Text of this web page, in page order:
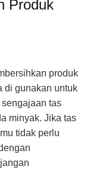
Produk
produk
di gunakan untuk
tas
minyak. Jika tas
tidak perlu